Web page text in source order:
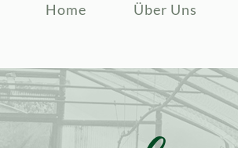
Home Über Uns